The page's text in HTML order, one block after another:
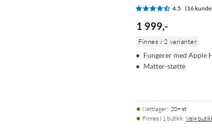
4.5 (16
1 999,-
Finnes i 2 varianter
Fungerer med Apple
Matter-støtte
Nettlager: 20+ st
Finnes i 1 butikk. Velg